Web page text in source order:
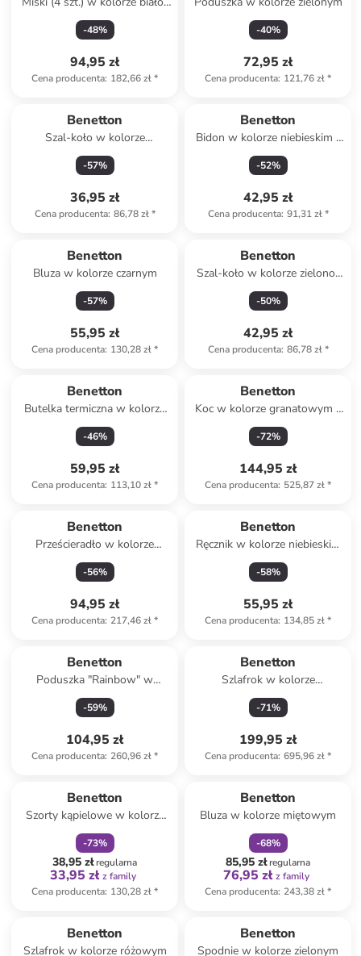
czarnym - 650 ml
-48%
94,95 zł
Cena producenta: 182,66 zł*
-40%
72,95 zł
Cena producenta: 121,76 zł*
Benetton
Szal-koło w kolorze
niebiesko-jasnoróżowo-
turkusowym
-57%
36,95 zł
Cena producenta: 86,78 zł*
Benetton
Bidon w kolorze niebieskim -
500 ml
-52%
42,95 zł
Cena producenta: 91,31 zł*
Benetton
Bluza w kolorze czarnym
-57%
55,95 zł
Cena producenta: 130,28 zł*
Benetton
Szal-koło w kolorze zielono-
czarno-niebieskim
-50%
42,95 zł
Cena producenta: 86,78 zł*
Benetton
Butelka termiczna w kolorze
czerwonym - 550 ml
-46%
59,95 zł
Cena producenta: 113,10 zł*
Benetton
Koc w kolorze granatowym -
190 x 140 cm
-72%
144,95 zł
Cena producenta: 525,87 zł*
Benetton
Prześcieradło w kolorze
niebieskim na gumce
-56%
94,95 zł
Cena producenta: 217,46 zł*
Benetton
Ręcznik w kolorze niebieskim
do włosów - dł. 26 cm
-58%
55,95 zł
Cena producenta: 134,85 zł*
Benetton
Poduszka "Rainbow" w
kolorze białym ze wzorem
-59%
104,95 zł
Cena producenta: 260,96 zł*
Benetton
Szlafrok w kolorze
czerwonym
-71%
199,95 zł
Cena producenta: 695,96 zł*
Benetton
Szorty kąpielowe w kolorze
czarnym
-73%
38,95 złregularna
33,95 zł z family
Cena producenta: 130,28 zł*
Benetton
Bluza w kolorze miętowym
-68%
85,95 złregularna
76,95 zł z family
Cena producenta: 243,38 zł*
Benetton
Szlafrok w kolorze różowym
Benetton
Spodnie w kolorze zielonym